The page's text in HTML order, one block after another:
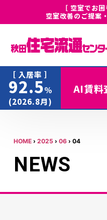
［ 空室でお
空室改善のご提案
［ 入居率 ］
92.5%
(2026.8月)
AI賃料
HOME › 2025 › 06 › 04
NEWS